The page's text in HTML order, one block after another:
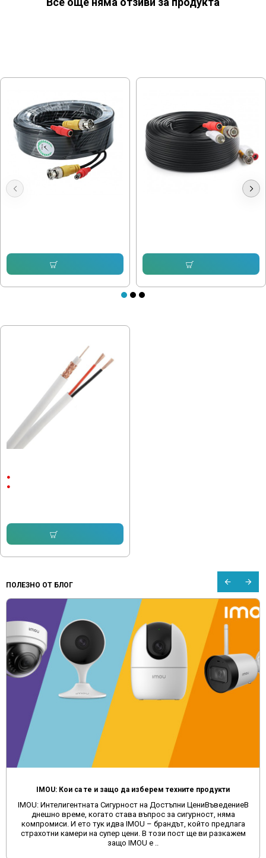
ПОЛЕЗНО ОТ БЛОГ
IMOU: Кои са те и защо да изберем техните продукти
IMOU: Интелигентната Сигурност на Достъпни ЦениВъведениеВ
днешно време, когато става въпрос за сигурност, няма
компромиси. И ето тук идва IMOU – брандът, който предлага
страхотни камери на супер цени. В този пост ще ви разкажем
защо IMOU е ..